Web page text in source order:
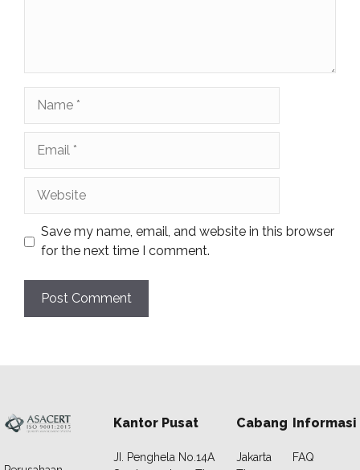
Save my name, email, and website in this browser
for the next time I comment.
Kantor Pusat
JI. Penghela No.14A
Cabang
Jakarta
Informasi
FAQ